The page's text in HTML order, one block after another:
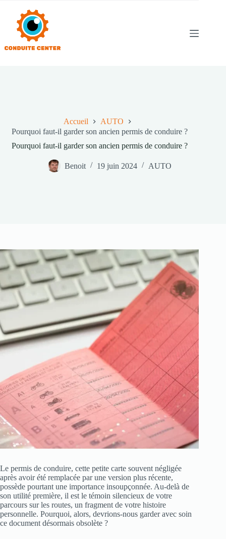
contenu
Accueil
AUTO
Pourquoi faut-il garder son ancien permis de conduire ?
Pourquoi faut-il garder son ancien permis de conduire ?
Benoit 19 juin 2024 AUTO
Le permis de conduire, cette petite carte souvent négligée
après avoir été remplacée par une version plus récente,
possède pourtant une importance insoupçonnée. Au-delà de
son utilité première, il est le témoin silencieux de votre
parcours sur les routes, un fragment de votre histoire
personnelle. Pourquoi, alors, devrions-nous garder avec soin
ce document désormais obsolète ?